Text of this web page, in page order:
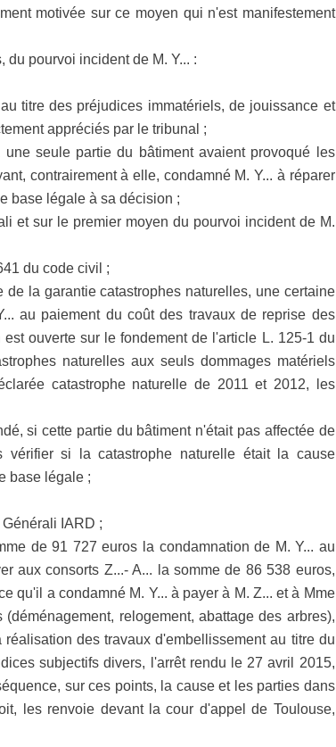
motivée sur ce moyen qui n'est manifestement
du pourvoi incident de M. Y... :
titre des préjudices immatériels, de jouissance et
appréciés par le tribunal ;
seule partie du bâtiment avaient provoqué les
contrairement à elle, condamné M. Y... à réparer
base légale à sa décision ;
et sur le premier moyen du pourvoi incident de M.
du code civil ;
la garantie catastrophes naturelles, une certaine
au paiement du coût des travaux de reprise des
ouverte sur le fondement de l'article L. 125-1 du
naturelles aux seuls dommages matériels
catastrophe naturelle de 2011 et 2012, les
si cette partie du bâtiment n'était pas affectée de
vérifier si la catastrophe naturelle était la cause
base légale ;
IARD ;
de 91 727 euros la condamnation de M. Y... au
aux consorts Z...- A... la somme de 86 538 euros,
qu'il a condamné M. Y... à payer à M. Z... et à Mme
relogement, abattage des arbres),
des travaux d'embellissement au titre du
subjectifs divers, l'arrêt rendu le 27 avril 2015,
sur ces points, la cause et les parties dans
les renvoie devant la cour d'appel de Toulouse,